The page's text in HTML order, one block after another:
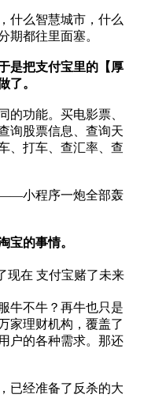
么智慧城市，什么
期都往里面塞。
是把支付宝里的【厚
了。
功能。买电影票、
询股票信息、查询天
、打车、查汇率、查
小程序一炮全部轰
的事情。
不牛？再牛也只是
家理财机构，覆盖了
户的各种需求。那还
经准备了反杀的大